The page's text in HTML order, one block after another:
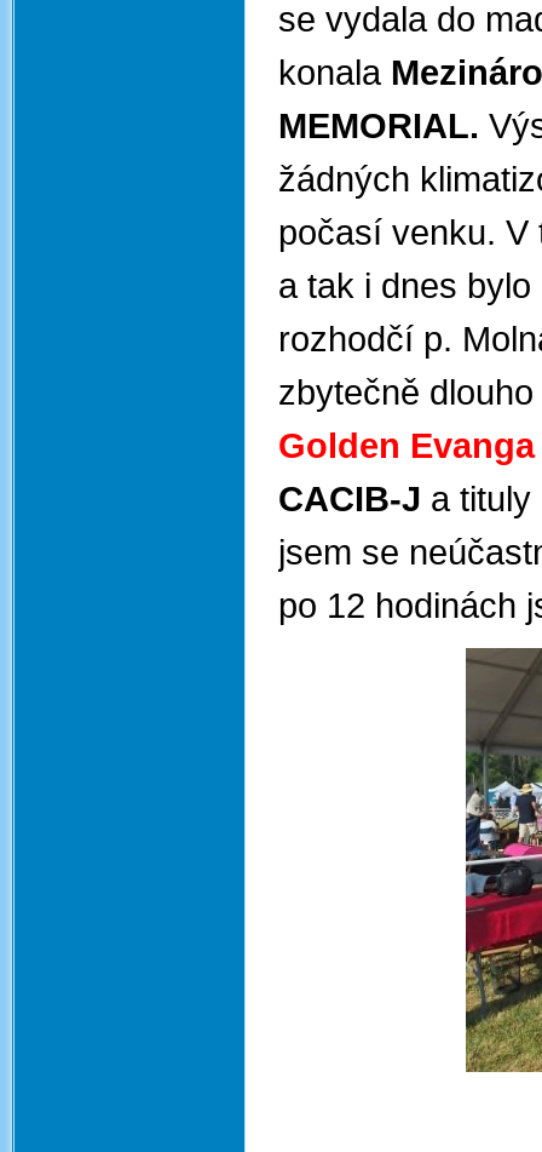
se vydala do
konala
MEMORIAL.
žádných
počasí venku. V
a tak i dnes
rozhodčí p.
zbytečně
Golden
CACIB-J a tituly
jsem se
po 12 hodinách